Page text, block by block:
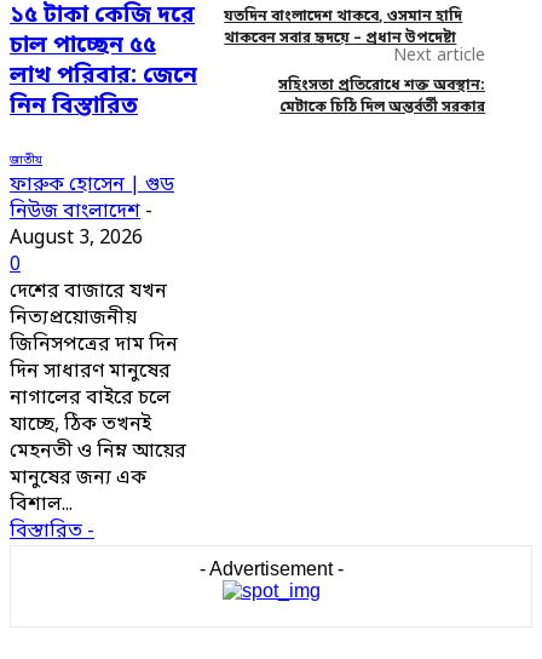
১৫ টাকা কেজি দরে
চাল পাচ্ছেন ৫৫
লাখ পরিবার: জেনে
নিন বিস্তারিত
জাতীয়
ফারুক হোসেন | গুড
নিউজ বাংলাদেশ -
August 3, 2026
0
দেশের বাজারে যখন
নিত্যপ্রয়োজনীয়
জিনিসপত্রের দাম দিন
দিন সাধারণ মানুষের
নাগালের বাইরে চলে
যাচ্ছে, ঠিক তখনই
মেহনতী ও নিম্ন আয়ের
মানুষের জন্য এক
বিশাল...
বিস্তারিত -
যতদিন বাংলাদেশ থাকবে, ওসমান হাদি
থাকবেন সবার হৃদয়ে – প্রধান উপদেষ্টা
Next article
সহিংসতা প্রতিরোধে শক্ত অবস্থান:
মেটাকে চিঠি দিল অন্তর্বর্তী সরকার
- Advertisement -